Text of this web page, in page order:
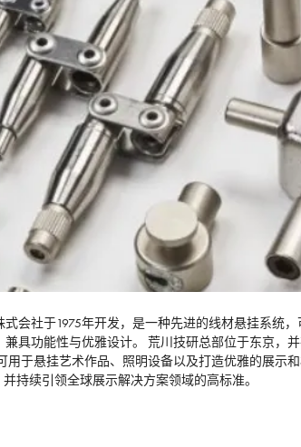
会社于1975年开发，是一种先进的线材悬挂系统
具功能性与优雅设计。 荒川技研总部位于东京，
用于悬挂艺术作品、照明设备以及打造优雅的展
持续引领全球展示解决方案领域的高标准。